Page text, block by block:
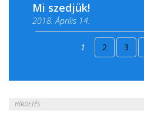
Mi szedjük!
2018. Április 14.
2018. Április 15.
1 2 3
HÍRDETÉS